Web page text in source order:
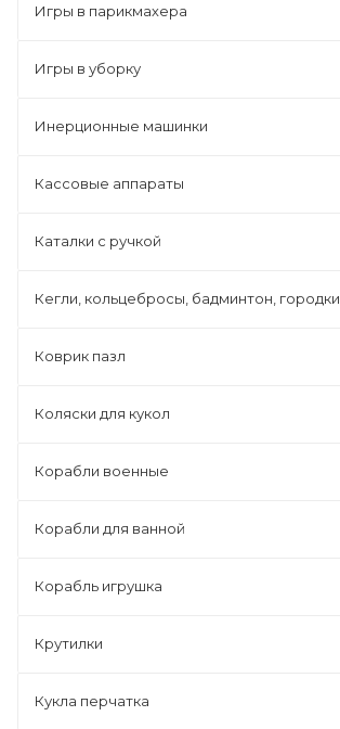
Игры в парикмахера
Игры в уборку
Инерционные машинки
Кассовые аппараты
Каталки с ручкой
Кегли, кольцебросы, бадминтон, городки
Коврик пазл
Коляски для кукол
Корабли военные
Корабли для ванной
Корабль игрушка
Крутилки
Кукла перчатка